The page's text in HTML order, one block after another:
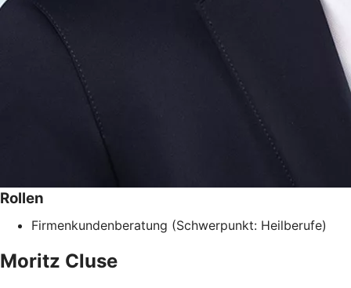
Rollen
Firmenkundenberatung (Schwerpunkt: Heilberufe)
Moritz Cluse